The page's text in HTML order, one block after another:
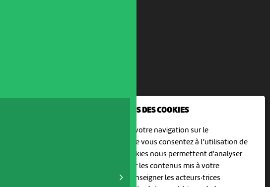
NOUS UTILISONS DES COOKIES
En poursuivant votre navigation sur le
culturoscoPe site vous consentez à l’utilisation de
cookies. Les cookies nous permettent d'analyser
le trafic, d’affiner les contenus mis à votre
disposition et renseigner les acteurs·trices